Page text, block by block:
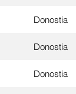
Donostia
Donostia
Donostia